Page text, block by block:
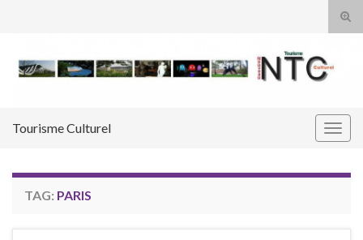
Tourisme Culturel
TAG: PARIS